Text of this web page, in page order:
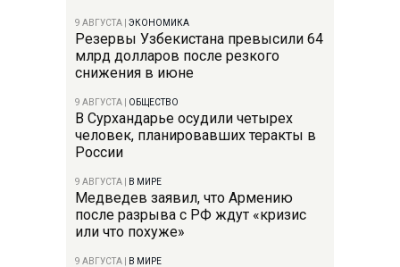
9 АВГУСТА ЭКОНОМИКА
Резервы Узбекистана превысили 64
млрд долларов после резкого
снижения в июне
9 АВГУСТА ОБЩЕСТВО
В Сурхандарье осудили четырех
человек, планировавших теракты в
России
9 АВГУСТА В МИРЕ
Медведев заявил, что Армению
после разрыва с РФ ждут «кризис
или что похуже»
9 АВГУСТА В МИРЕ